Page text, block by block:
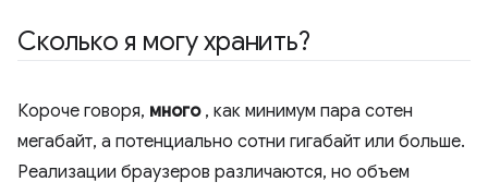
Сколько я могу хранить?
Короче говоря, много, как минимум пара сотен
мегабайт, а потенциально сотни гигабайт или больше.
Реализации браузеров различаются, но объем